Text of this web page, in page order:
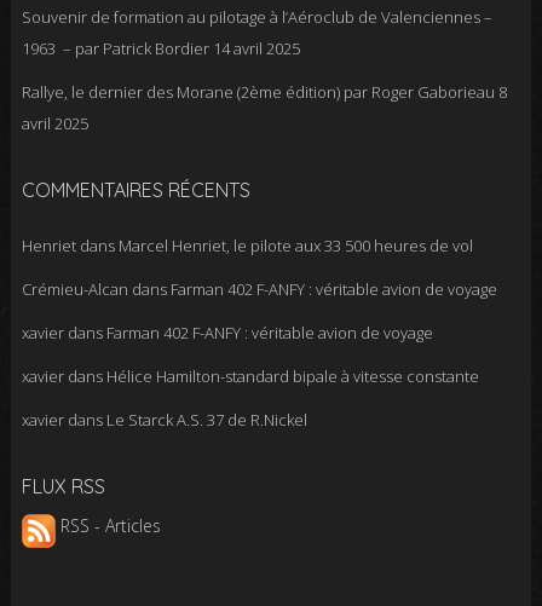
Souvenir de formation au pilotage à l’Aéroclub de Valenciennes –
1963 – par Patrick Bordier 14 avril 2025
Rallye, le dernier des Morane (2ème édition) par Roger Gaborieau 8
avril 2025
COMMENTAIRES RÉCENTS
Henrietdans Marcel Henriet, le pilote aux 33 500 heures de vol
Crémieu-Alcan dans Farman 402 F-ANFY : véritable avion de voyage
xavierdans Farman 402 F-ANFY : véritable avion de voyage
xavierdans Hélice Hamilton-standard bipale à vitesse constante
xavierdans Le Starck A.S. 37 de R.Nickel
FLUX RSS
RSS - Articles